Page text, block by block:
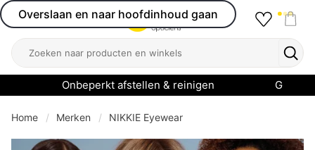
Overslaan en naar hoofdinhoud gaan
Open menu
Zoeken
Onbeperkt afstellen & reinigen
Home Merken NIKKIE Eyewear